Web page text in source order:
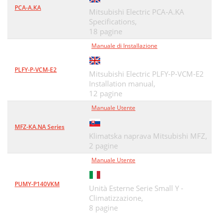
PCA-A.KA
Mitsubishi Electric PCA-A.KA
Specifications,
18 pagine
PLFY-P-VCM-E2
Manuale di Installazione
Mitsubishi Electric PLFY-P-VCM-E2
Installation manual,
12 pagine
MFZ-KA.NA Series
Manuale Utente
Klimatska naprava Mitsubishi MFZ,
2 pagine
PUMY-P140VKM
Manuale Utente
Unità Esterne Serie Small Y -
Climatizzazione,
8 pagine